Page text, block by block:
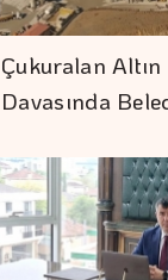
Çukuralan
Davasında